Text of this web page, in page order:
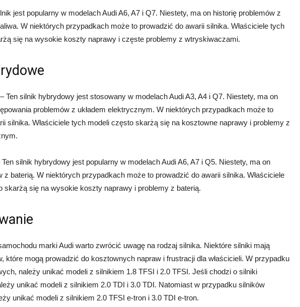
jest popularny w modelach Audi A6, A7 i Q7. Niestety, ma on historię problemów z
W niektórych przypadkach może to prowadzić do awarii silnika. Właściciele tych
się na wysokie koszty naprawy i częste problemy z wtryskiwaczami.
Ten silnik hybrydowy jest stosowany w modelach Audi A3, A4 i Q7. Niestety, ma on
problemów z układem elektrycznym. W niektórych przypadkach może to
silnika. Właściciele tych modeli często skarżą się na kosztowne naprawy i problemy z
silnik hybrydowy jest popularny w modelach Audi A6, A7 i Q5. Niestety, ma on
z baterią. W niektórych przypadkach może to prowadzić do awarii silnika. Właściciele
skarżą się na wysokie koszty naprawy i problemy z baterią.
marki Audi warto zwrócić uwagę na rodzaj silnika. Niektóre silniki mają
które mogą prowadzić do kosztownych napraw i frustracji dla właścicieli. W przypadku
należy unikać modeli z silnikiem 1.8 TFSI i 2.0 TFSI. Jeśli chodzi o silniki
unikać modeli z silnikiem 2.0 TDI i 3.0 TDI. Natomiast w przypadku silników
unikać modeli z silnikiem 2.0 TFSI e-tron i 3.0 TDI e-tron.